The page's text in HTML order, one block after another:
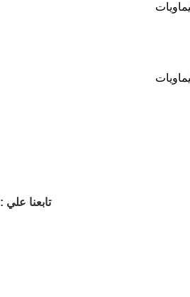
تابعنا علي :
بضغطتين زر مع كيمي